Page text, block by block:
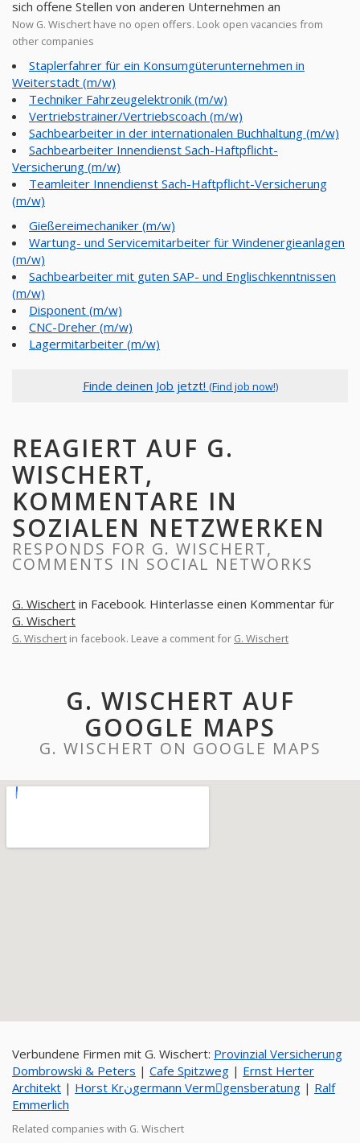
sich offene Stellen von anderen Unternehmen an
Now G. Wischert have no open offers. Look open vacancies from
other companies
Staplerfahrer für ein Konsumgüterunternehmen in
Weiterstadt (m/w)
Techniker Fahrzeugelektronik (m/w)
Vertriebstrainer/Vertriebscoach (m/w)
Sachbearbeiter in der internationalen Buchhaltung (m/w)
Sachbearbeiter Innendienst Sach-Haftpflicht-
Versicherung (m/w)
Teamleiter Innendienst Sach-Haftpflicht-Versicherung
(m/w)
Gießereimechaniker (m/w)
Wartung- und Servicemitarbeiter für Windenergieanlagen
(m/w)
Sachbearbeiter mit guten SAP- und Englischkenntnissen
(m/w)
Disponent (m/w)
CNC-Dreher (m/w)
Lagermitarbeiter (m/w)
Finde deinen Job jetzt! (Find job now!)
REAGIERT AUF G.
WISCHERT,
KOMMENTARE IN
SOZIALEN NETZWERKEN
RESPONDS FOR G. WISCHERT,
COMMENTS IN SOCIAL NETWORKS
G. Wischert in Facebook. Hinterlasse einen Kommentar für
G. Wischert
G. Wischert in facebook. Leave a comment for G. Wischert
G. WISCHERT AUF
GOOGLE MAPS
G. WISCHERT ON GOOGLE MAPS
Verbundene Firmen mit G. Wischert: Provinzial Versicherung
Dombrowski & Peters | Cafe Spitzweg | Ernst Herter
Architekt | Horst Krنgermann Vermِgensberatung | Ralf
Emmerlich
Related companies with G. Wischert